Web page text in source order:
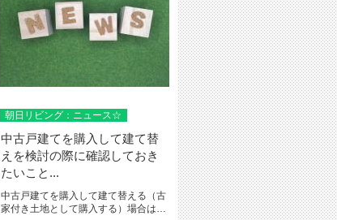
朝日リビング：ニュース☆
中古戸建てを購入して建て替
えを検討の際に確認しておき
たいこと...
中古戸建てを購入して建て替える（古
家付き土地として購入する）場合は、